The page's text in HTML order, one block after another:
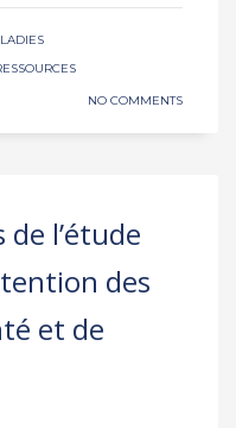
NO COMMENTS
l’étude
des
et de